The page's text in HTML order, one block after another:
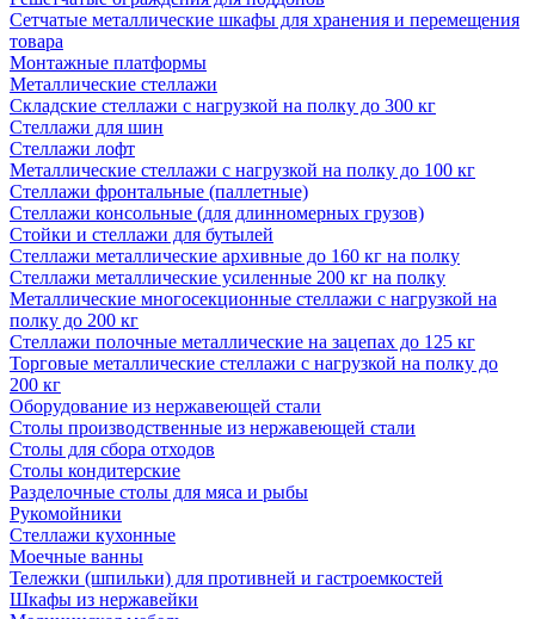
Сетчатые металлические шкафы для хранения и перемещения
товара
Монтажные платформы
Металлические стеллажи
Складские стеллажи с нагрузкой на полку до 300 кг
Стеллажи для шин
Стеллажи лофт
Металлические стеллажи с нагрузкой на полку до 100 кг
Стеллажи фронтальные (паллетные)
Стеллажи консольные (для длинномерных грузов)
Стойки и стеллажи для бутылей
Стеллажи металлические архивные до 160 кг на полку
Стеллажи металлические усиленные 200 кг на полку
Металлические многосекционные стеллажи с нагрузкой на
полку до 200 кг
Стеллажи полочные металлические на зацепах до 125 кг
Торговые металлические стеллажи с нагрузкой на полку до
200 кг
Оборудование из нержавеющей стали
Столы производственные из нержавеющей стали
Столы для сбора отходов
Столы кондитерские
Разделочные столы для мяса и рыбы
Рукомойники
Стеллажи кухонные
Моечные ванны
Тележки (шпильки) для противней и гастроемкостей
Шкафы из нержавейки